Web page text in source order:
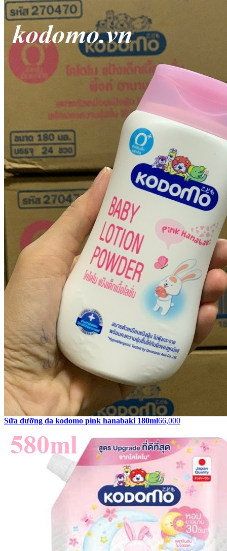
Sữa dưỡng da kodomo pink hanabaki 180ml66,000